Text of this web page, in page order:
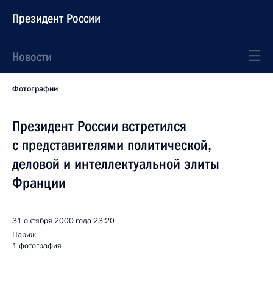
Президент России
Новости
Фотографии
Президент России встретился
с представителями политической,
деловой и интеллектуальной элиты
Франции
31 октября 2000 года23:20
Париж
1 фотография